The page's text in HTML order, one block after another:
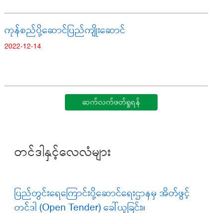
ကုန်စည်ပို့ဆောင်ပြည်ကျိုးဆောင်
2022-12-14
ဆက်လက်ဖတ်ရှုရန်
တင်ဒါနှင့်လေလံများ
ပြည်တွင်းရေကြောင်းပို့ဆောင်ရေးဌာနမှ အိတ်ဖွင့်
တင်ဒါ (Open Tender) ခေါ်ယူခြင်း။